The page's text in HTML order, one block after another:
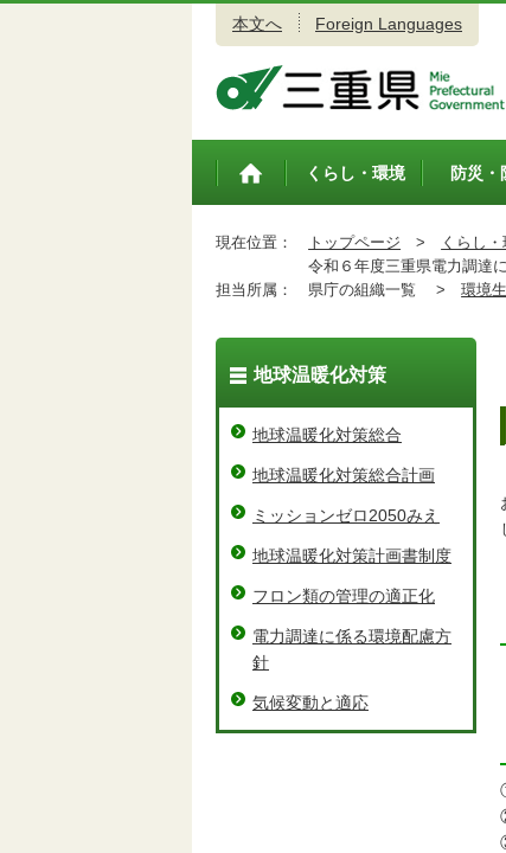
本文へ Foreign Languages
トップペ
くらし・環境 防災・
現在位置： トップページ > くらし
令和６年度三重県電力調達
担当所属：
県庁の組織一覧 > 環境
地球温暖化対策
地球温暖化対策総合
地球温暖化対策総合計画
ミッションゼロ2050みえ
地球温暖化対策計画書制度
フロン類の管理の適正化
電力調達に係る環境配慮方
針
気候変動と適応